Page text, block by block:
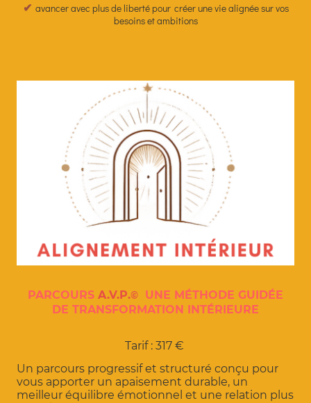
✔ avancer avec plus de liberté pour créer une vie alignée sur vos
besoins et ambitions
PARCOURS A.V.P.© UNE MÉTHODE GUIDÉE
DE TRANSFORMATION INTÉRIEURE
Tarif : 317 €
Un parcours progressif et structuré conçu pour
vous apporter un apaisement durable, un
meilleur équilibre émotionnel et une relation plus